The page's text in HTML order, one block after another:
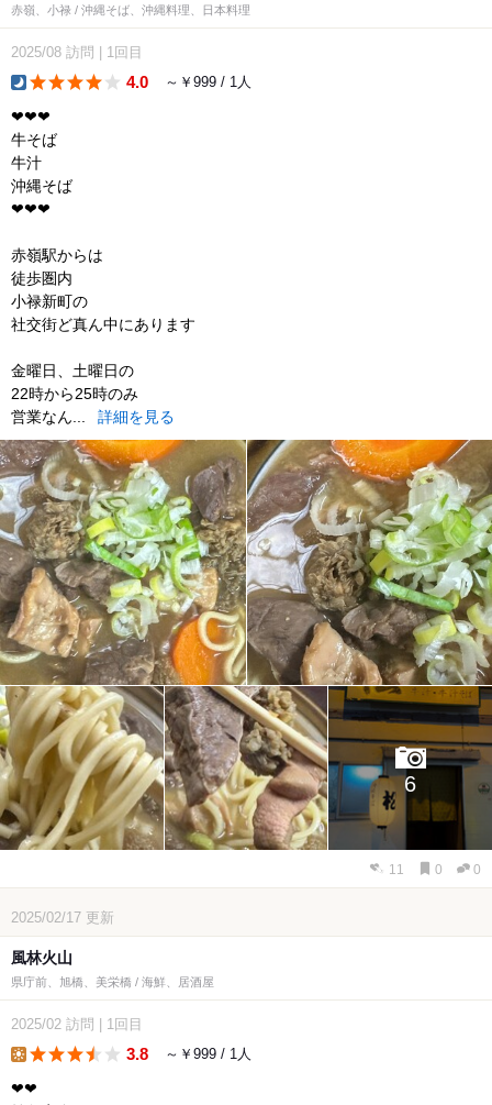
赤嶺、小禄 / 沖縄そば、沖縄料理、日本料理
2025/08 訪問 1回目
4.0 ～￥999 / 1人
︎❤︎❤︎❤︎
牛そば
牛汁
沖縄そば
❤︎❤︎❤︎
赤嶺駅からは
徒歩圏内
小禄新町の
社交街ど真ん中にあります
金曜日、土曜日の
22時から25時のみ
営業なん...
詳細を見る
6
11 0 0
2025/02/17 更新
風林火山
県庁前、旭橋、美栄橋 / 海鮮、居酒屋
2025/02 訪問 1回目
3.8 ～￥999 / 1人
︎❤︎❤︎